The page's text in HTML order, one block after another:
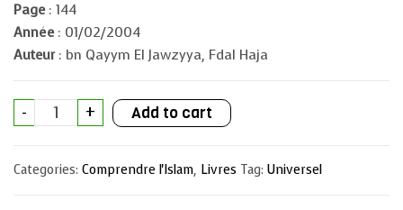
Page: 144
Année : 01/02/2004
Auteur : bn Qayym El Jawzyya, Fdal Haja
- Le
Paradis
-
Arwah
+ Add to cart
Categories: Comprendre l'Islam, Livres Tag: Universel